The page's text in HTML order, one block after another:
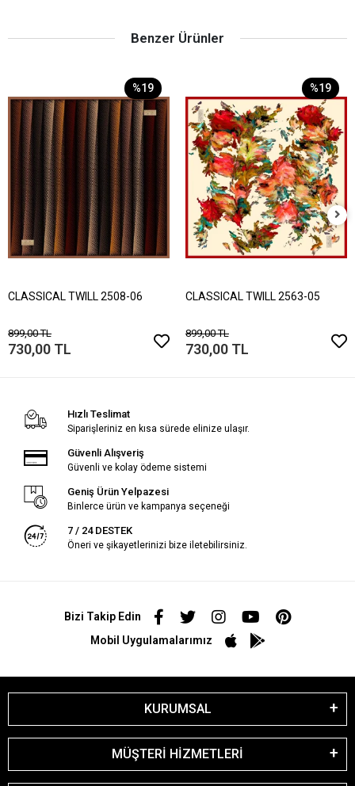
Benzer Ürünler
%19
CLASSICAL TWILL 2508-06
899,00 TL
730,00 TL
%19
CLASSICAL TWILL 2563-05
899,00 TL
730,00 TL
Hızlı Teslimat
Siparişleriniz en kısa sürede elinize ulaşır.
Güvenli Alışveriş
Güvenli ve kolay ödeme sistemi
Geniş Ürün Yelpazesi
Binlerce ürün ve kampanya seçeneği
7 / 24 DESTEK
Öneri ve şikayetlerinizi bize iletebilirsiniz.
Bizi Takip Edin
Mobil Uygulamalarımız
KURUMSAL
MÜŞTERİ HİZMETLERİ